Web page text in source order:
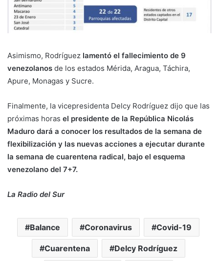
Asimismo, Rodríguez lamentó el fallecimiento de 9
venezolanos de los estados Mérida, Aragua, Táchira,
Apure, Monagas y Sucre.
Finalmente, la vicepresidenta Delcy Rodríguez dijo que las
próximas horas el presidente de la República Nicolás
Maduro dará a conocer los resultados de la semana de
flexibilización y las nuevas acciones a ejecutar durante
la semana de cuarentena radical, bajo el esquema
venezolano del 7+7.
La Radio del Sur
Balance Coronavirus Covid-19
Cuarentena Delcy Rodríguez